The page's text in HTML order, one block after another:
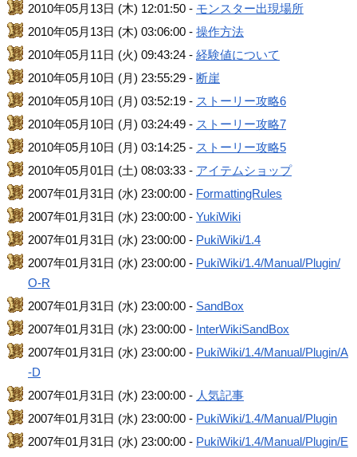
2010年05月13日 (木) 12:01:50 - モンスター出現場所
2010年05月13日 (木) 03:06:00 -操作方法
2010年05月11日 (火) 09:43:24 -経験値について
2010年05月10日 (月) 23:55:29 - 断崖
2010年05月10日 (月) 03:52:19 - ストーリー攻略6
2010年05月10日 (月) 03:24:49 - ストーリー攻略7
2010年05月10日 (月) 03:14:25 - ストーリー攻略5
2010年05月01日 (土) 08:03:33 - アイテムショップ
2007年01月31日 (水) 23:00:00 - FormattingRules
2007年01月31日 (水) 23:00:00 -YukiWiki
2007年01月31日 (水) 23:00:00 - PukiWiki/1.4
2007年01月31日 (水) 23:00:00 - PukiWiki/1.4/Manual/Plugin/
O-R
2007年01月31日 (水) 23:00:00 - SandBox
2007年01月31日 (水) 23:00:00 - InterWikiSandBox
2007年01月31日 (水) 23:00:00 - PukiWiki/1.4/Manual/Plugin/A
-D
2007年01月31日 (水) 23:00:00 - 人気記事
2007年01月31日 (水) 23:00:00 - PukiWiki/1.4/Manual/Plugin
2007年01月31日 (水) 23:00:00 - PukiWiki/1.4/Manual/Plugin/E